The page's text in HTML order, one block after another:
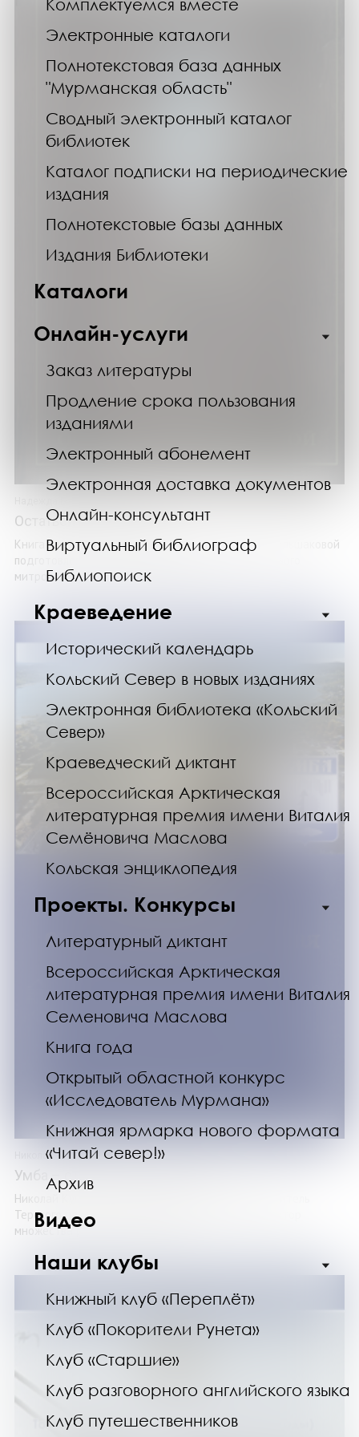
Комплектуемся вместе
Электронные каталоги
Полнотекстовая база данных
"Мурманская область"
Сводный электронный каталог
библиотек
Каталог подписки на периодические
издания
Полнотекстовые базы данных
Издания Библиотеки
Каталоги
Онлайн-услуги
Заказ литературы
Продление срока пользования
изданиями
Электронный абонемент
Электронная доставка документов
Онлайн-консультант
Виртуальный библиограф
Библиопоиск
Краеведение
Исторический календарь
Кольский Север в новых изданиях
Электронная библиотека «Кольский
Север»
Краеведческий диктант
Всероссийская Арктическая
литературная премия имени Виталия
Семёновича Маслова
Кольская энциклопедия
Проекты. Конкурсы
Литературный диктант
Всероссийская Арктическая
литературная премия имени Виталия
Семеновича Маслова
Книга года
Открытый областной конкурс
«Исследователь Мурмана»
Книжная ярмарка нового формата
«Читай север!»
Архив
Видео
Наши клубы
Книжный клуб «Переплёт»
Клуб «Покорители Рунета»
Клуб «Старшие»
Клуб разговорного английского языка
Клуб путешественников
Остаться самим собой
Книга члена Союза писателей России Надежды Большаковой
подготовлена к 70-летию первого епископа и первого
митрополита Кольской земли, почетного ...
Николай Кушков
Умба – столица Терского края
Николай Кушков – учитель, журналист, краевед, житель
Терского берега Белого моря автор множества. Автор
множества рассказов, очерков о ...